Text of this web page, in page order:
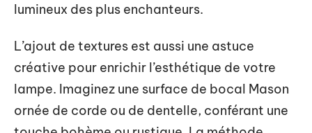
lumineux des plus enchanteurs.
L’ajout de textures est aussi une astuce
créative pour enrichir l’esthétique de votre
lampe. Imaginez une surface de bocal Mason
ornée de corde ou de dentelle, conférant une